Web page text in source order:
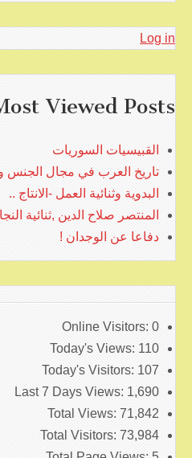
Log in
Viewed Posts
القبيسيات السوريات
تاريخ العرب في مجال الجنس
البدوية وثنائية العمل -الانتاج ..
المنتصر صلاح الدين ,ثنائية
دفاعا عن الوجدان !
Online Visitors: 0
Today's Views: 110
Today's Visitors: 107
Last 7 Days Views: 1,690
Total Views: 71,842
Total Visitors: 73,984